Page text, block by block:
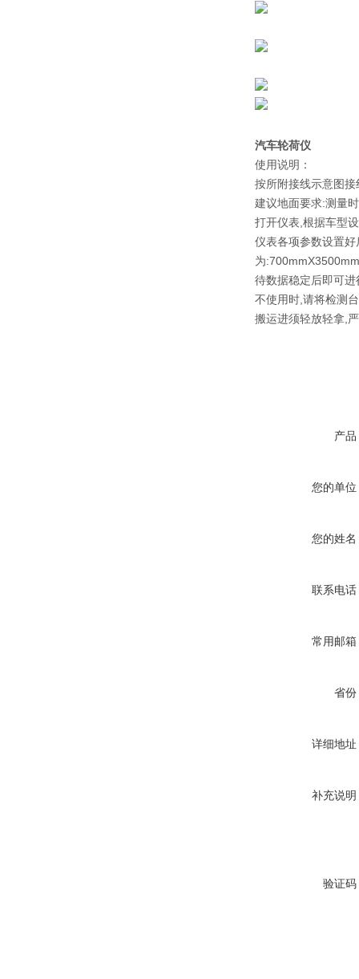
汽车轮荷仪
使用说明：
按所附接线示意图
建议地面要求:测量
打开仪表,根据车型
仪表各项参数设置
为
待数据稳定后即可
不使用时,请将检测
搬运进须轻放轻拿,
产品
您的单位
您的姓名
联系电话
常用邮箱
省份
详细地址
补充说明
验证码